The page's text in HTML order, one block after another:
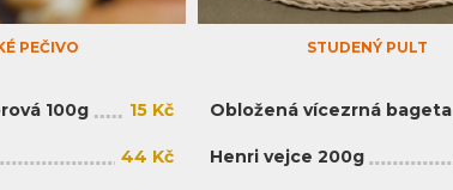
PEČIVO
100g 15 Kč
44 Kč
STUDENÝ PULT
Obložená vícezrná bageta
Henri vejce 200g